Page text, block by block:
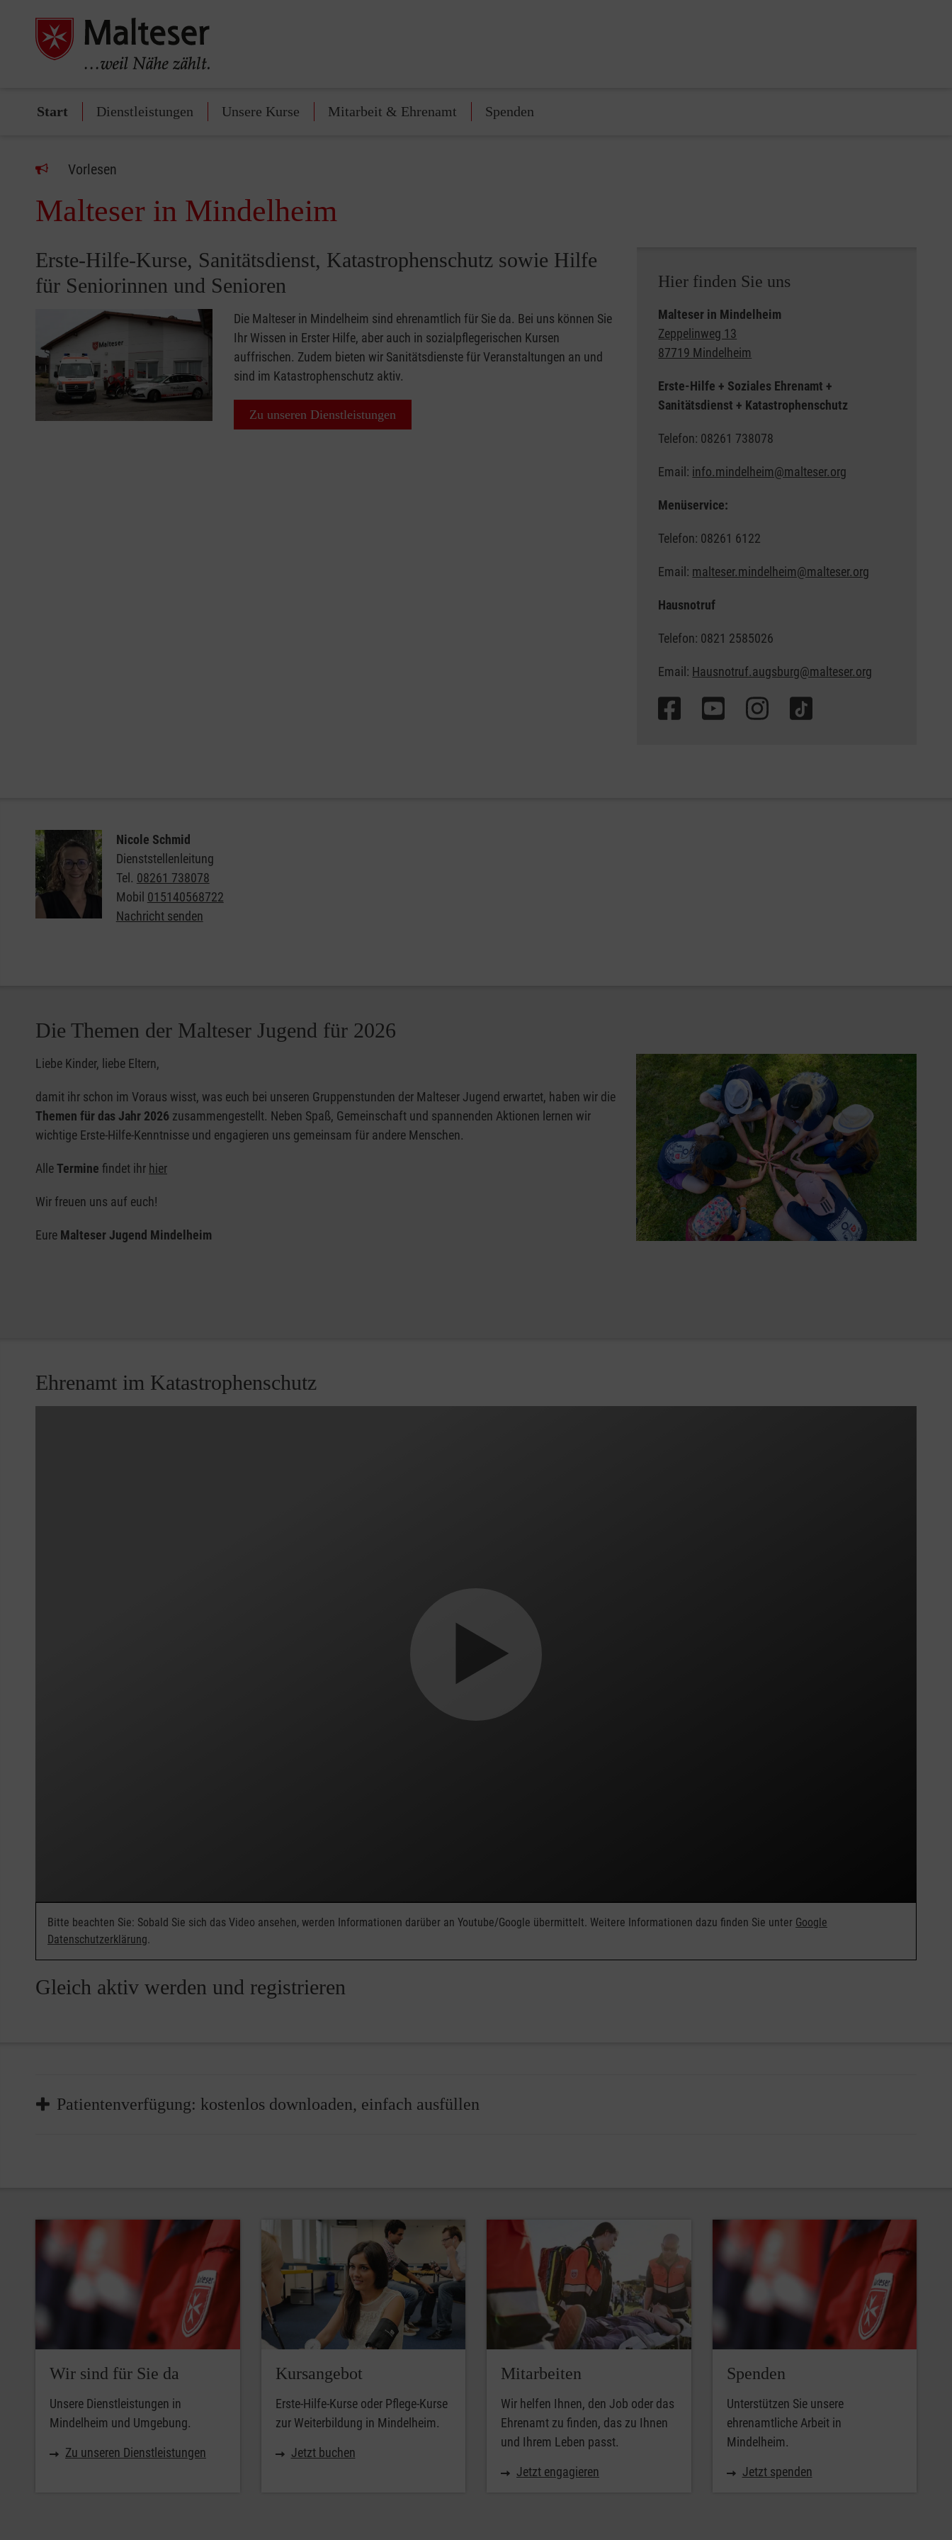
Start Dienstleistungen Unsere Kurse Mitarbeit & Ehrenamt Spenden
Vorlesen
Malteser in Mindelheim
Erste-Hilfe-Kurse, Sanitätsdienst, Katastrophenschutz sowie Hilfe
für Seniorinnen und Senioren
Die Malteser in Mindelheim sind ehrenamtlich für Sie da. Bei uns können Sie
Ihr Wissen in Erster Hilfe, aber auch in sozialpflegerischen Kursen
auffrischen. Zudem bieten wir Sanitätsdienste für Veranstaltungen an und
sind im Katastrophenschutz aktiv.
Zu unseren Dienstleistungen
Hier finden Sie uns
Malteser in Mindelheim
Zeppelinweg 13
87719 Mindelheim
Erste-Hilfe + Soziales Ehrenamt +
Sanitätsdienst + Katastrophenschutz
Telefon: 08261 738078
Email: info.mindelheim@malteser.org
Menüservice:
Telefon: 08261 6122
Email: malteser.mindelheim@malteser.org
Hausnotruf
Telefon: 0821 2585026
Email: Hausnotruf.augsburg@malteser.org
Nicole Schmid
Dienststellenleitung
Tel. 08261 738078
Mobil 015140568722
Nachricht senden
Die Themen der Malteser Jugend für 2026
Liebe Kinder, liebe Eltern,
damit ihr schon im Voraus wisst, was euch bei unseren Gruppenstunden der Malteser Jugend erwartet, haben wir die
Themen für das Jahr 2026 zusammengestellt. Neben Spaß, Gemeinschaft und spannenden Aktionen lernen wir
wichtige Erste-Hilfe-Kenntnisse und engagieren uns gemeinsam für andere Menschen.
AlleTermine findet ihr hier
Wir freuen uns auf euch!
Eure Malteser Jugend Mindelheim
Ehrenamt im Katastrophenschutz
Bitte beachten Sie: Sobald Sie sich das Video ansehen, werden Informationen darüber an Youtube/Google übermittelt. Weitere Informationen dazu finden Sie unter Google
Datenschutzerklärung.
Gleich aktiv werden und registrieren
Patientenverfügung: kostenlos downloaden, einfach ausfüllen
Vielen fallen die mit dem Thema verbundenen Entscheidungsprozesse jedoch nicht leicht.
Hier gehts zum Download.
Wir sind für Sie da
Unsere Dienstleistungen in
Mindelheim und Umgebung.
Zu unseren Dienstleistungen
Kursangebot
Erste-Hilfe-Kurse oder Pflege-Kurse
zur Weiterbildung in Mindelheim.
Jetzt buchen
Mitarbeiten
Wir helfen Ihnen, den Job oder das
Ehrenamt zu finden, das zu Ihnen
und Ihrem Leben passt.
Jetzt engagieren
Spenden
Unterstützen Sie unsere
ehrenamtliche Arbeit in
Mindelheim.
Jetzt spenden